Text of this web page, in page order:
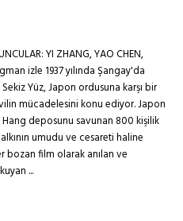
YI ZHANG, YAO CHEN,
izle 1937 yılında Şangay'da
Yüz, Japon ordusuna karşı bir
mücadelesini konu ediyor. Japon
deposunu savunan 800 kişilik
umudu ve cesareti haline
film olarak anılan ve
...